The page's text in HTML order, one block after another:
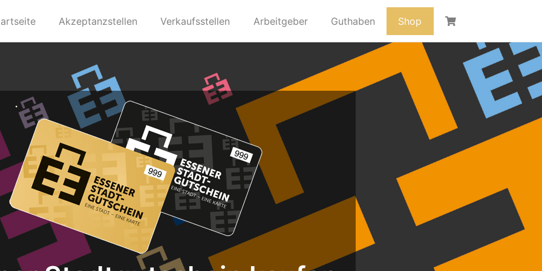
Akzeptanzstellen Verkaufsstellen Arbeitgeber Guthaben Shop